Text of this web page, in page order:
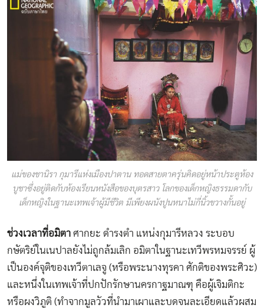
แม่ของชานิรา กุมารีแห่งเมืองปาตาน ทอดสายตาครุ่นคิดอยู่หน้าประตูห้อง
บูชาซึ่งอยู่ติดกับห้องเรียนหนังสือของบุตรสาว โลกของเด็กหญิงธรรมดากับ
เด็กหญิงในฐานะเทพเจ้าผู้มีชีวิต มีเพียงผนังปูนหนาไม่กี่นิ้วขวางกั้นอยู่
ช่วงเวลาที่อมิตา ศากยะ ดำรงตำ แหน่งกุมารีหลวง ระบอบ
กษัตริย์ในเนปาลยังไม่ถูกล้มเลิก อมิตาในฐานะเทวีพรหมจรรย์ ผู้
เป็นองค์จุติของเทวีตาเลจู (หรือพระนางทุรคา ศักติของพระศิวะ)
และหนึ่งในเทพเจ้าที่ปกปักรักษานครกาฐมาณฑุ คือผู้เจิมติกะ
หรือผงวิภูติ (ทำจากมูลวัวที่นำมาเผาและบดจนละเอียดแล้วผสม